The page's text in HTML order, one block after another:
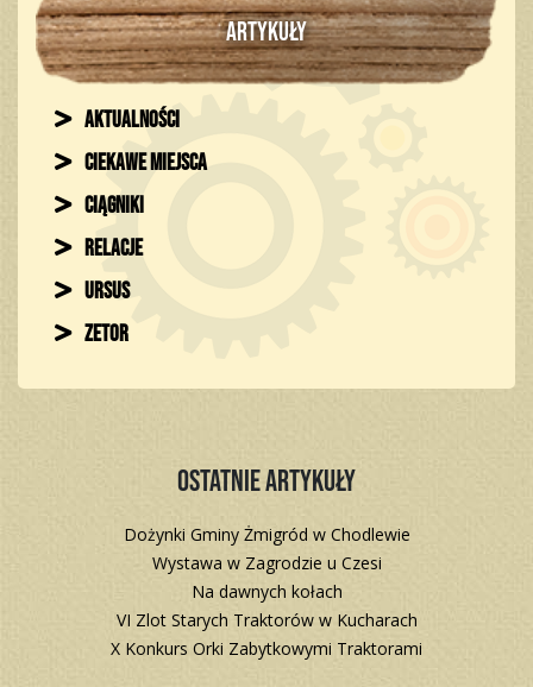
ARTYKUŁY
Aktualności
Ciekawe miejsca
Ciągniki
Relacje
Ursus
Zetor
Ostatnie artykuły
Dożynki Gminy Żmigród w Chodlewie
Wystawa w Zagrodzie u Czesi
Na dawnych kołach
VI Zlot Starych Traktorów w Kucharach
X Konkurs Orki Zabytkowymi Traktorami